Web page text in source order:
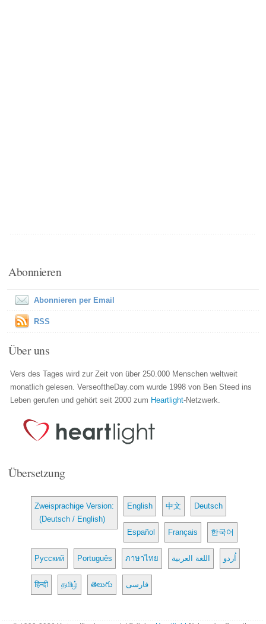
Abonnieren
Abonnieren per Email
RSS
Über uns
Vers des Tages wird zur Zeit von über 250.000 Menschen weltweit
monatlich gelesen. VerseoftheDay.com wurde 1998 von Ben Steed ins
Leben gerufen und gehört seit 2000 zum Heartlight-Netzwerk.
Übersetzung
Zweisprachige Version:
(Deutsch / English)
English 中文 Deutsch
Español Français 한국어
Русский Português ภาษาไทย اللغة العربية اُردو
हिन्दी தமிழ் తెలుగు فارسی